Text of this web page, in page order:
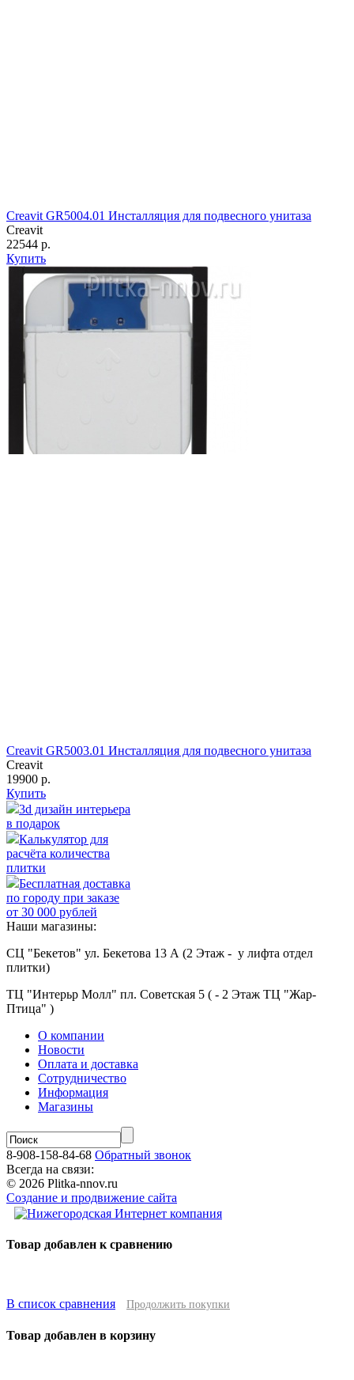
Creavit GR5004.01 Инсталляция для подвесного унитаза
Creavit
22544 р.
Купить
Creavit GR5003.01 Инсталляция для подвесного унитаза
Creavit
19900 р.
Купить
3d дизайн интерьера
в подарок
Калькулятор для
расчёта количества
плитки
Бесплатная доставка
по городу при заказе
от 30 000 рублей
Наши магазины:
СЦ "Бекетов" ул. Бекетова 13 А (2 Этаж - у лифта отдел
плитки)
ТЦ "Интерьр Молл" пл. Советская 5 ( - 2 Этаж ТЦ "Жар-
Птица" )
О компании
Новости
Оплата и доставка
Сотрудничество
Информация
Магазины
8-908-158-84-68 Обратный звонок
Всегда на связи:
© 2026 Plitka-nnov.ru
Создание и продвижение сайта
Товар добавлен к сравнению
В список сравнения Продолжить покупки
Товар добавлен в корзину